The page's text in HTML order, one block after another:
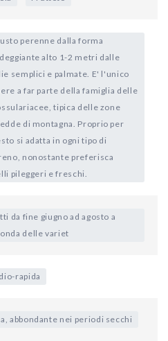
perenne dalla forma
alto 1-2 metri dalle
semplici e palmate. E' l'unico
a far parte della famiglia delle
tipica delle zone
di montagna. Proprio per
si adatta in ogni tipo di
nonostante preferisca
pileggeri e freschi.
da fine giugno ad agosto a
delle variet
rapida
abbondante nei periodi secchi